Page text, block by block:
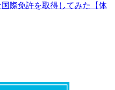
際免許を取得してみた【体